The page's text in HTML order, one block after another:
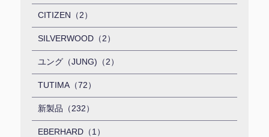
CITIZEN（2）
SILVERWOOD（2）
ユング（JUNG)（2）
TUTIMA（72）
新製品（232）
EBERHARD（1）